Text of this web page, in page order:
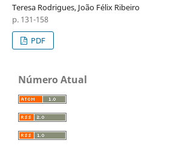
Teresa Rodrigues, João Félix Ribeiro
p. 131-158
PDF
Número Atual